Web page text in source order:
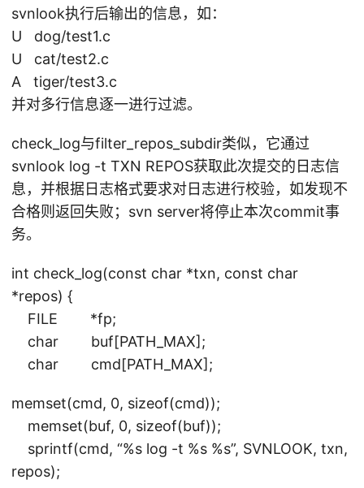
svnlook执行后输出的信息，如：
U dog/test1.c
U cat/test2.c
A tiger/test3.c
并对多行信息逐一进行过滤。
check_log与filter_repos_subdir类似，它通过
svnlook log -t TXN REPOS获取此次提交的日志信
息，并根据日志格式要求对日志进行校验，如发现不
合格则返回失败；svn server将停止本次commit事
务。
int check_log(const char *txn, const char
*repos) {
FILE *fp;
char buf[PATH_MAX];
char cmd[PATH_MAX];
memset(cmd, 0, sizeof(cmd));
memset(buf, 0, sizeof(buf));
sprintf(cmd, “%s log -t %s %s”, SVNLOOK, txn,
repos);